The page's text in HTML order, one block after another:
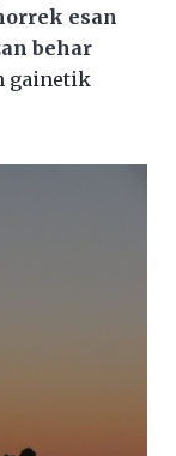
esan
behar
gainetik